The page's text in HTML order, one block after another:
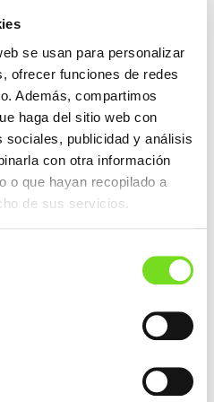
se usan para personalizar
ofrecer funciones de redes
Además, compartimos
haga del sitio web con
sociales, publicidad y análisis
con otra información
o que hayan recopilado a
de sus servicios.
Mercado es de en un
Draxton ha
y sobre todo en
de alto valor
transformando a la
de Soluciones, con
la Sostenibilidad,
o es prematuro?
está golpeado por los
precios de materias
así como por un alto
los precios
pero de forma
a su vez a los precios